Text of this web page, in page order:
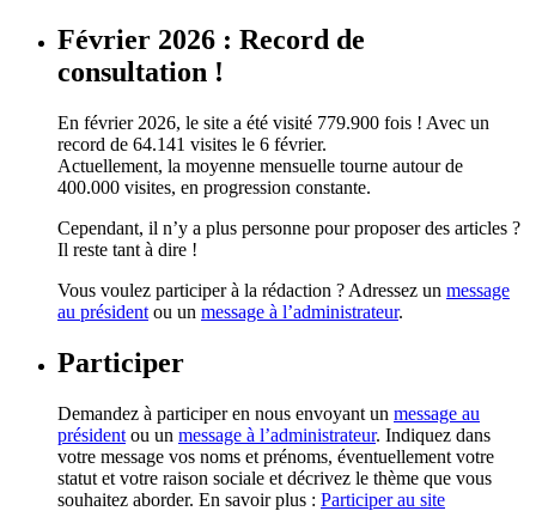
Février 2026 : Record de
consultation !
En février 2026, le site a été visité 779.900 fois ! Avec un
record de 64.141 visites le 6 février.
Actuellement, la moyenne mensuelle tourne autour de
400.000 visites, en progression constante.
Cependant, il n’y a plus personne pour proposer des articles ?
Il reste tant à dire !
Vous voulez participer à la rédaction ? Adressez un message
au président ou un message à l’administrateur.
Participer
Demandez à participer en nous envoyant un message au
président ou un message à l’administrateur. Indiquez dans
votre message vos noms et prénoms, éventuellement votre
statut et votre raison sociale et décrivez le thème que vous
souhaitez aborder. En savoir plus : Participer au site